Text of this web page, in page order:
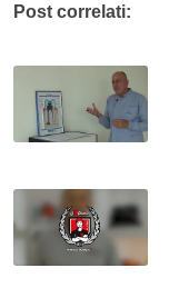
Post correlati: